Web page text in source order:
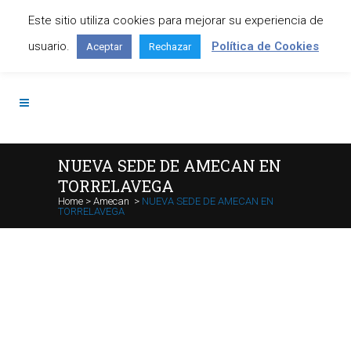
Contáctanos: +34 645 295 966
NUEVA SEDE DE AMECAN EN
TORRELAVEGA
Home > Amecan > NUEVA SEDE DE AMECAN EN
TORRELAVEGA
Este sitio utiliza cookies para mejorar su experiencia de
usuario.
Aceptar Rechazar Política de Cookies